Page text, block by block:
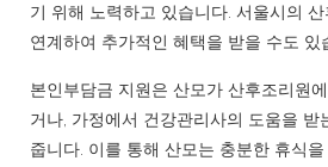
기 위해 노력하고 있습니다. 서울시의
연계하여 추가적인 혜택을 받을 수도 있
본인부담금 지원은 산모가 산후조리원
거나, 가정에서 건강관리사의 도움을 받
줍니다. 이를 통해 산모는 충분한 휴식